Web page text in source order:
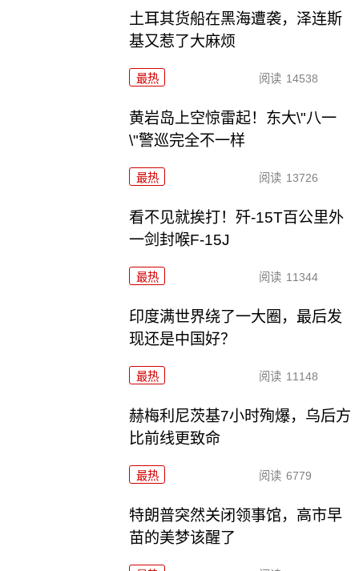
土耳其货船在黑海遭袭，泽连斯
基又惹了大麻烦
最热 阅读 14538
黄岩岛上空惊雷起！东大\"八一
\"警巡完全不一样
最热 阅读 13726
看不见就挨打！歼-15T百公里外
一剑封喉F-15J
最热 阅读 11344
印度满世界绕了一大圈，最后发
现还是中国好？
最热 阅读 11148
赫梅利尼茨基7小时殉爆，乌后方
比前线更致命
最热 阅读 6779
特朗普突然关闭领事馆，高市早
苗的美梦该醒了